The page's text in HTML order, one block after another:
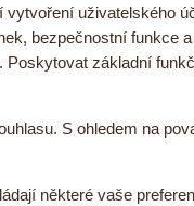
uživatelského
bezpečnostní funkce
základní
S ohledem na
některé vaše